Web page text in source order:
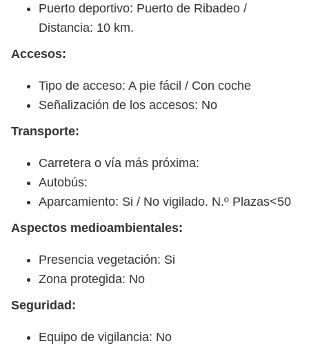
Puerto deportivo: Puerto de Ribadeo /
Distancia: 10 km.
Accesos:
Tipo de acceso: A pie fácil / Con coche
Señalización de los accesos: No
Transporte:
Carretera o vía más próxima:
Autobús:
Aparcamiento: Si / No vigilado. N.º Plazas<50
Aspectos medioambientales:
Presencia vegetación: Si
Zona protegida: No
Seguridad:
Equipo de vigilancia: No